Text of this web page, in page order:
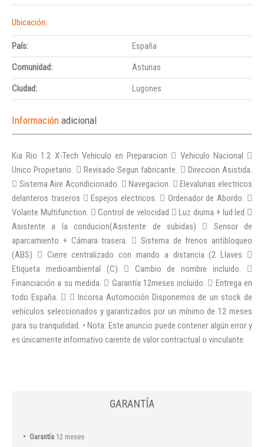
Ubicación:
País:
España
Comunidad:
Asturias
Ciudad:
Lugones
Información adicional
Kia Rio 1.2 X-Tech Vehiculo en Preparacion  Vehiculo Nacional 
Unico Propietario.  Revisado Segun fabricante.  Direccion Asistida.
 Sistema Aire Acondicionado.  Navegacion.  Elevalunas electricos
delanteros traseros  Espejos electricos.  Ordenador de Abordo. 
Volante Multifunction.  Control de velocidad  Luz diurna + lud led 
Asistente a la conducion(Asistente de subidas)  Sensor de
aparcamiento + Cámara trasera.  Sistema de frenos antibloqueo
(ABS)  Cierre centralizado con mando a distancia (2 Llaves 
Etiqueta medioambiental (C)  Cambio de nombre incluido. 
Financiación a su medida.  Garantía 12meses incluido.  Entrega en
todo España.   Incorsa Automoción Disponemos de un stock de
vehículos seleccionados y garantizados por un mínimo de 12 meses
para su tranquilidad. • Nota: Este anuncio puede contener algún error y
es únicamente informativo carente de valor contractual o vinculante.
GARANTÍA
Garantía 12 meses